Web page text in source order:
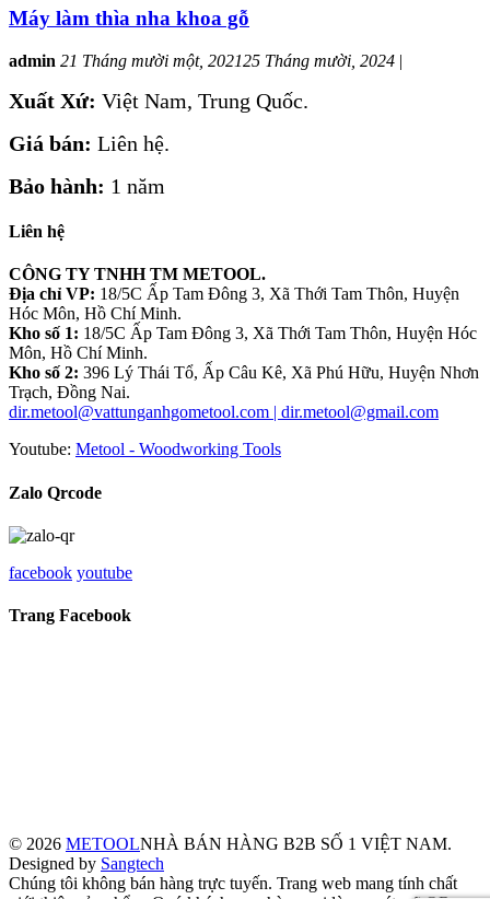
Máy làm thìa nha khoa gỗ
admin 21 Tháng mười một, 202125 Tháng mười, 2024 |
Xuất Xứ: Việt Nam, Trung Quốc.
Giá bán: Liên hệ.
Bảo hành: 1 năm
Liên hệ
CÔNG TY TNHH TM METOOL.
Địa chỉ VP: 18/5C Ấp Tam Đông 3, Xã Thới Tam Thôn, Huyện
Hóc Môn, Hồ Chí Minh.
Kho số 1: 18/5C Ấp Tam Đông 3, Xã Thới Tam Thôn, Huyện Hóc
Môn, Hồ Chí Minh.
Kho số 2: 396 Lý Thái Tổ, Ấp Câu Kê, Xã Phú Hữu, Huyện Nhơn
Trạch, Đồng Nai.
dir.metool@vattunganhgometool.com | dir.metool@gmail.com
Youtube: Metool - Woodworking Tools
Zalo Qrcode
facebook youtube
Trang Facebook
© 2026 METOOLNHÀ BÁN HÀNG B2B SỐ 1 VIỆT NAM.
Designed by Sangtech
Chúng tôi không bán hàng trực tuyến. Trang web mang tính chất